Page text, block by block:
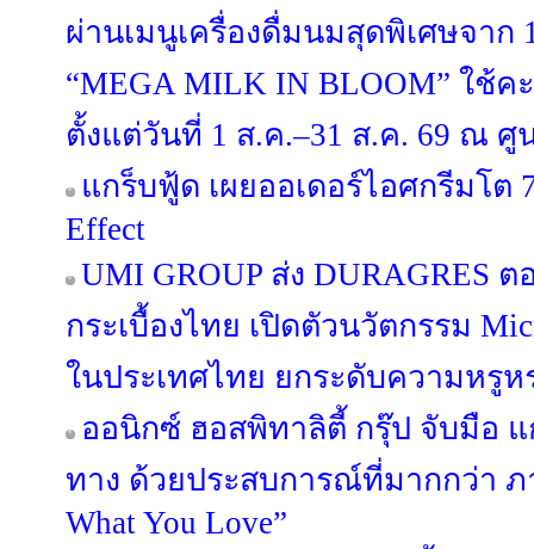
ผ่านเมนูเครื่องดื่มนมสุดพิเศษจาก
“MEGA MILK IN BLOOM” ใช้
ตั้งแต่วันที่ 1 ส.ค.–31 ส.ค. 69 ณ ศู
แกร็บฟู้ด เผยออเดอร์ไอศกรีมโต
Effect
UMI GROUP ส่ง DURAGRES
กระเบื้องไทย เปิดตัวนวัตกรรม
ในประเทศไทย ยกระดับความหรู
ออนิกซ์ ฮอสพิทาลิตี้ กรุ๊ป จับมือ แ
ทาง ด้วยประสบการณ์ที่มากกว่า ภ
What You Love”